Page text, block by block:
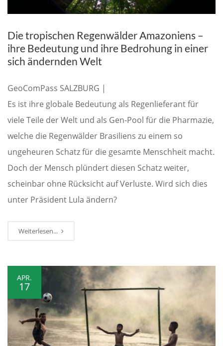
Die tropischen Regenwälder Amazoniens –
ihre Bedeutung und ihre Bedrohung in einer
sich ändernden Welt
GeoComPass SALZBURG |
Es ist ihre globale Bedeutung als Regenlieferant für
viele Teile der Welt und als Gen-Pool für die Pharmazie,
welche die Regenwälder Brasiliens zu einem so
ungeheuren Schatz für die gesamte Menschheit macht.
Doch der Mensch plündert diesen Schatz weiter,
scheinbar ohne Rücksicht auf Verluste. Wird sich dies
unter Präsident Lula ändern?
Weiterlesen...
APR.
17